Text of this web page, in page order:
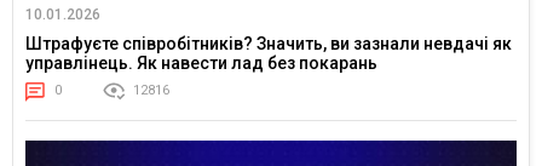
10.01.2026
Штрафуєте співробітників? Значить, ви зазнали невдачі як
управлінець. Як навести лад без покарань
0 12816